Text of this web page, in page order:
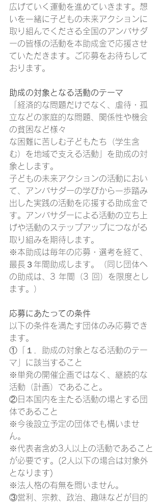
広げていく運動を進めていきます。想
いを一緒に子どもの未来アクションに
取り組んでくださる全国のアンバサダ
ーの皆様の活動を本助成金で応援させ
ていただきます。ご応募をお待ちして
おります。
助成の対象となる活動のテーマ
「経済的な問題だけでなく、虐待・孤
立などの家庭的な問題、関係性や機会
の貧困など様々
な困難に苦しむ子どもたち（学生含
む）を地域で支える活動」を助成の対
象とします。
子どもの未来アクションの活動におい
て、アンバサダーの学びから一歩踏み
出した実践の活動を応援する助成金で
す。アンバサダーによる活動の立ち上
げや活動のステップアップにつながる
取り組みを期待します。
※本助成は毎年の応募・選考を経て、
最長３年間助成します。（同じ団体へ
の助成は、3 年間（3 回）を限度とし
ます。）
応募にあたっての条件
以下の条件を満たす団体のみ応募でき
ます。
①「１．助成の対象となる活動のテー
マ」に該当すること
※単発の開催企画ではなく、継続的な
活動（計画）であること。
②日本国内を主たる活動の場とする団
体であること
※今後設立予定の団体でも構いませ
ん。
※代表者含め3人以上の活動であること
が必要です。(2人以下の場合は対象外
となります)
※法人格の有無を問いません。
③営利、宗教、政治、趣味などが目的